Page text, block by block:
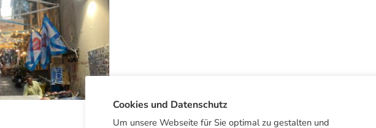
Cookies und Datenschutz
Um unsere Webseite für Sie optimal zu gestalten und